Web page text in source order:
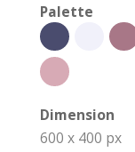
Palette
Dimension
600 x 400 px